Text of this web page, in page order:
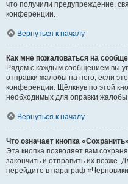
что получили предупреждение,
конференции.
Вернуться к началу
Как мне пожаловаться на
Рядом с каждым сообщением вы
отправки жалобы на него, если
конференции. Щёлкнув по этой
необходимых для оправки
Вернуться к началу
Что означает кнопка
Эта кнопка позволяет вам
закончить и отправить их позже.
перейдите в параграф